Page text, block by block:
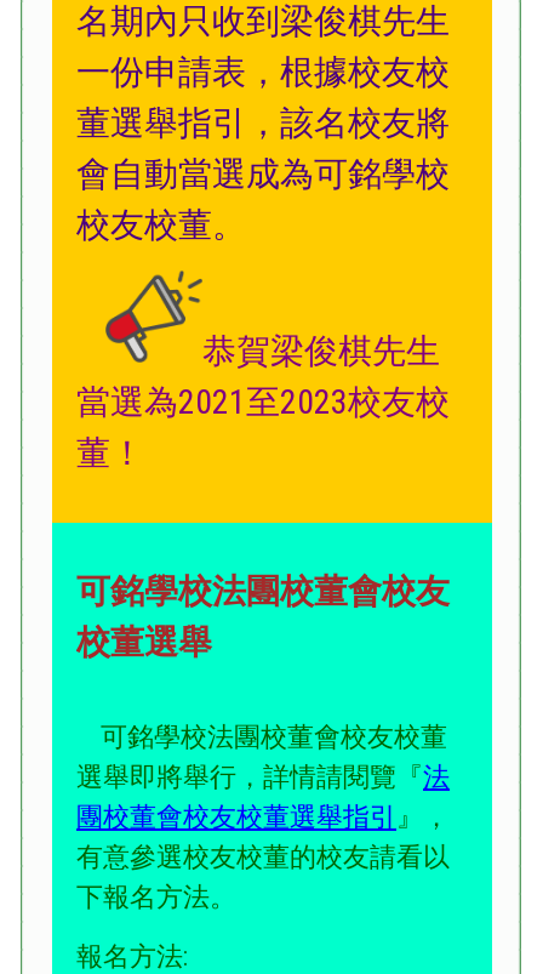
名期內只收到梁俊棋先生
一份申請表，根據校友校
董選舉指引，該名校友將
會自動當選成為可銘學校
校友校董。
恭賀梁俊棋先生
當選為2021至2023校友校
董！
可銘學校法團校董會校友
校董選舉
可銘學校法團校董會校友校董
選舉即將舉行，詳情請閱覽『法
團校董會校友校董選舉指引 』，
有意參選校友校董的校友請看以
下報名方法。
報名方法: